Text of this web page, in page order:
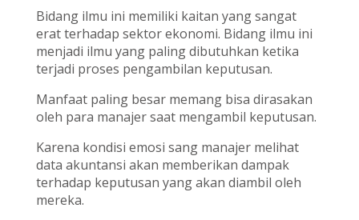
Bidang ilmu ini memiliki kaitan yang sangat
erat terhadap sektor ekonomi. Bidang ilmu ini
menjadi ilmu yang paling dibutuhkan ketika
terjadi proses pengambilan keputusan.
Manfaat paling besar memang bisa dirasakan
oleh para manajer saat mengambil keputusan.
Karena kondisi emosi sang manajer melihat
data akuntansi akan memberikan dampak
terhadap keputusan yang akan diambil oleh
mereka.